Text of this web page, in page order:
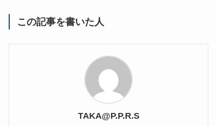
この記事を書いた人
TAKA@P.P.R.S